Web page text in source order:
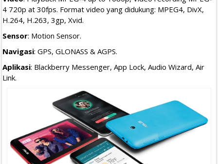
4 720p at 30fps. Format video yang didukung: MPEG4, DivX,
H.264, H.263, 3gp, Xvid.
Sensor: Motion Sensor.
Navigasi: GPS, GLONASS & AGPS.
Aplikasi: Blackberry Messenger, App Lock, Audio Wizard, Air
Link.